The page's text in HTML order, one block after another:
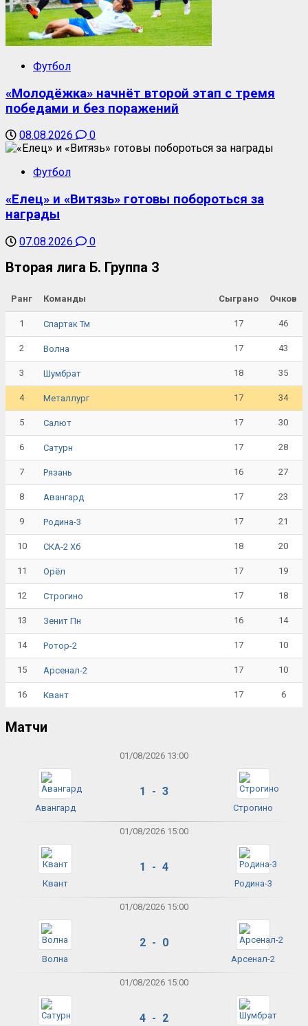
Футбол
«Молодёжка» начнёт второй этап с тремя
победами и без поражений
08.08.2026 0
Футбол
«Елец» и «Витязь» готовы побороться за
награды
07.08.2026 0
Вторая лига Б. Группа 3
Ранг Команды Сыграно Очков
1 Спартак Тм 17 46
2 Волна 17 43
3 Шумбрат 18 35
4 Металлург 17 34
5 Салют 17 30
6 Сатурн 17 28
7 Рязань 16 27
8 Авангард 17 23
9 Родина-3 17 21
10 СКА-2 Хб 18 20
11 Орёл 17 19
12 Строгино 17 18
13 Зенит Пн 16 14
14 Ротор-2 17 10
15 Арсенал-2 17 10
16 Квант 17 6
Матчи
01/08/2026 13:00
Авангард
1 - 3
Строгино
01/08/2026 15:00
Квант
1 - 4
Родина-3
01/08/2026 15:00
Волна
2 - 0
Арсенал-2
01/08/2026 15:00
4 - 2